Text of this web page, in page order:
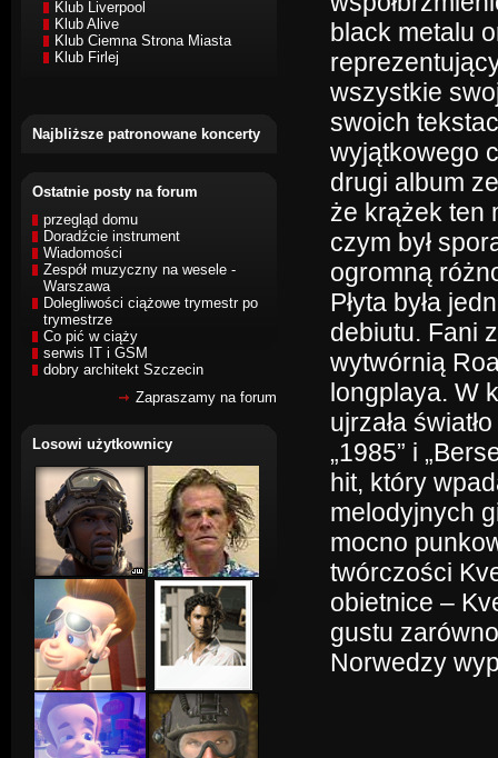
Klub Liverpool
Klub Alive
Klub Ciemna Strona Miasta
Klub Firlej
Najbliższe patronowane koncerty
Ostatnie posty na forum
przegląd domu
Doradźcie instrument
Wiadomości
Zespół muzyczny na wesele -
Warszawa
Dolegliwości ciążowe trymestr po
trymestrze
Co pić w ciąży
serwis IT i GSM
dobry architekt Szczecin
Zapraszamy na forum
Losowi użytkownicy
black metalu
wszystkie
swoich
wyjątkowego
drugi album
że krążek ten
czym był
ogromną
Płyta była
debiutu. Fani
wytwórnią
longplaya. W
ujrzała
„1985” i
hit, który
melodyjnych
mocno
twórczości
obietnice –
gustu
Norwedzy